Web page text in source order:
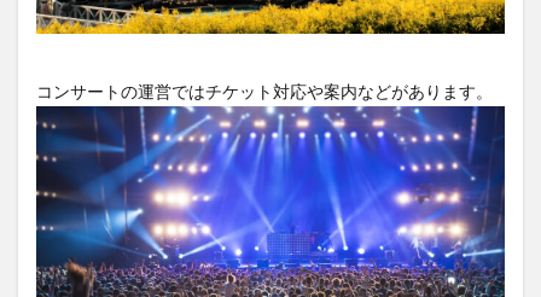
コンサートの運営ではチケット対応や案内などがあります。